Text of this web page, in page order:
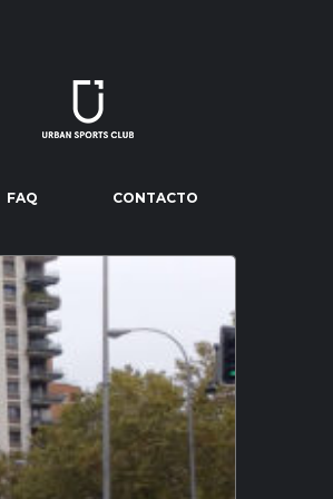
FAQ CONTACTO